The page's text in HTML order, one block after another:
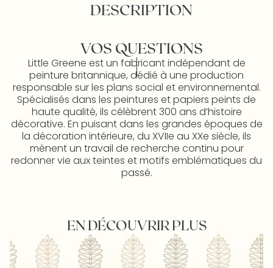
DESCRIPTION
VOS QUESTIONS
Little Greene est un fabricant indépendant de
peinture britannique, dédié à une production
responsable sur les plans social et environnemental.
Spécialisés dans les peintures et papiers peints de
haute qualité, ils célèbrent 300 ans d’histoire
décorative. En puisant dans les grandes époques de
la décoration intérieure, du XVIIe au XXe siècle, ils
mènent un travail de recherche continu pour
redonner vie aux teintes et motifs emblématiques du
passé.
EN DÉCOUVRIR PLUS